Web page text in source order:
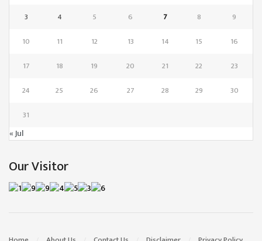
3
4 5 6 7 8
9
10
11 12 13 14 15
16
17
18 19 20 21 22
23
24
25 26 27 28 29
30
31
« Jul
Our Visitor